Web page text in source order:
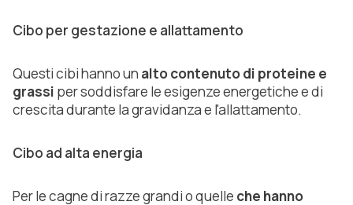
Cibo per gestazione e allattamento
Questi cibi hanno un alto contenuto di proteine e
grassi per soddisfare le esigenze energetiche e di
crescita durante la gravidanza e l'allattamento.
Cibo ad alta energia
Per le cagne di razze grandi o quelle che hanno